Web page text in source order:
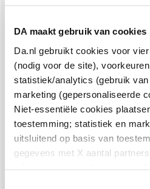
DA maakt gebruik van cookies
Da.nl gebruikt cookies voor
(nodig voor de site),
statistiek/analytics (gebruik
marketing (gepersonaliseerde
Niet-essentiële cookies
toestemming; statistiek en
uitsluitend op basis van
gegevens met X aantal
8.6 uit4.106
Over DA
Klantenservice
Assortiment
VolgDA